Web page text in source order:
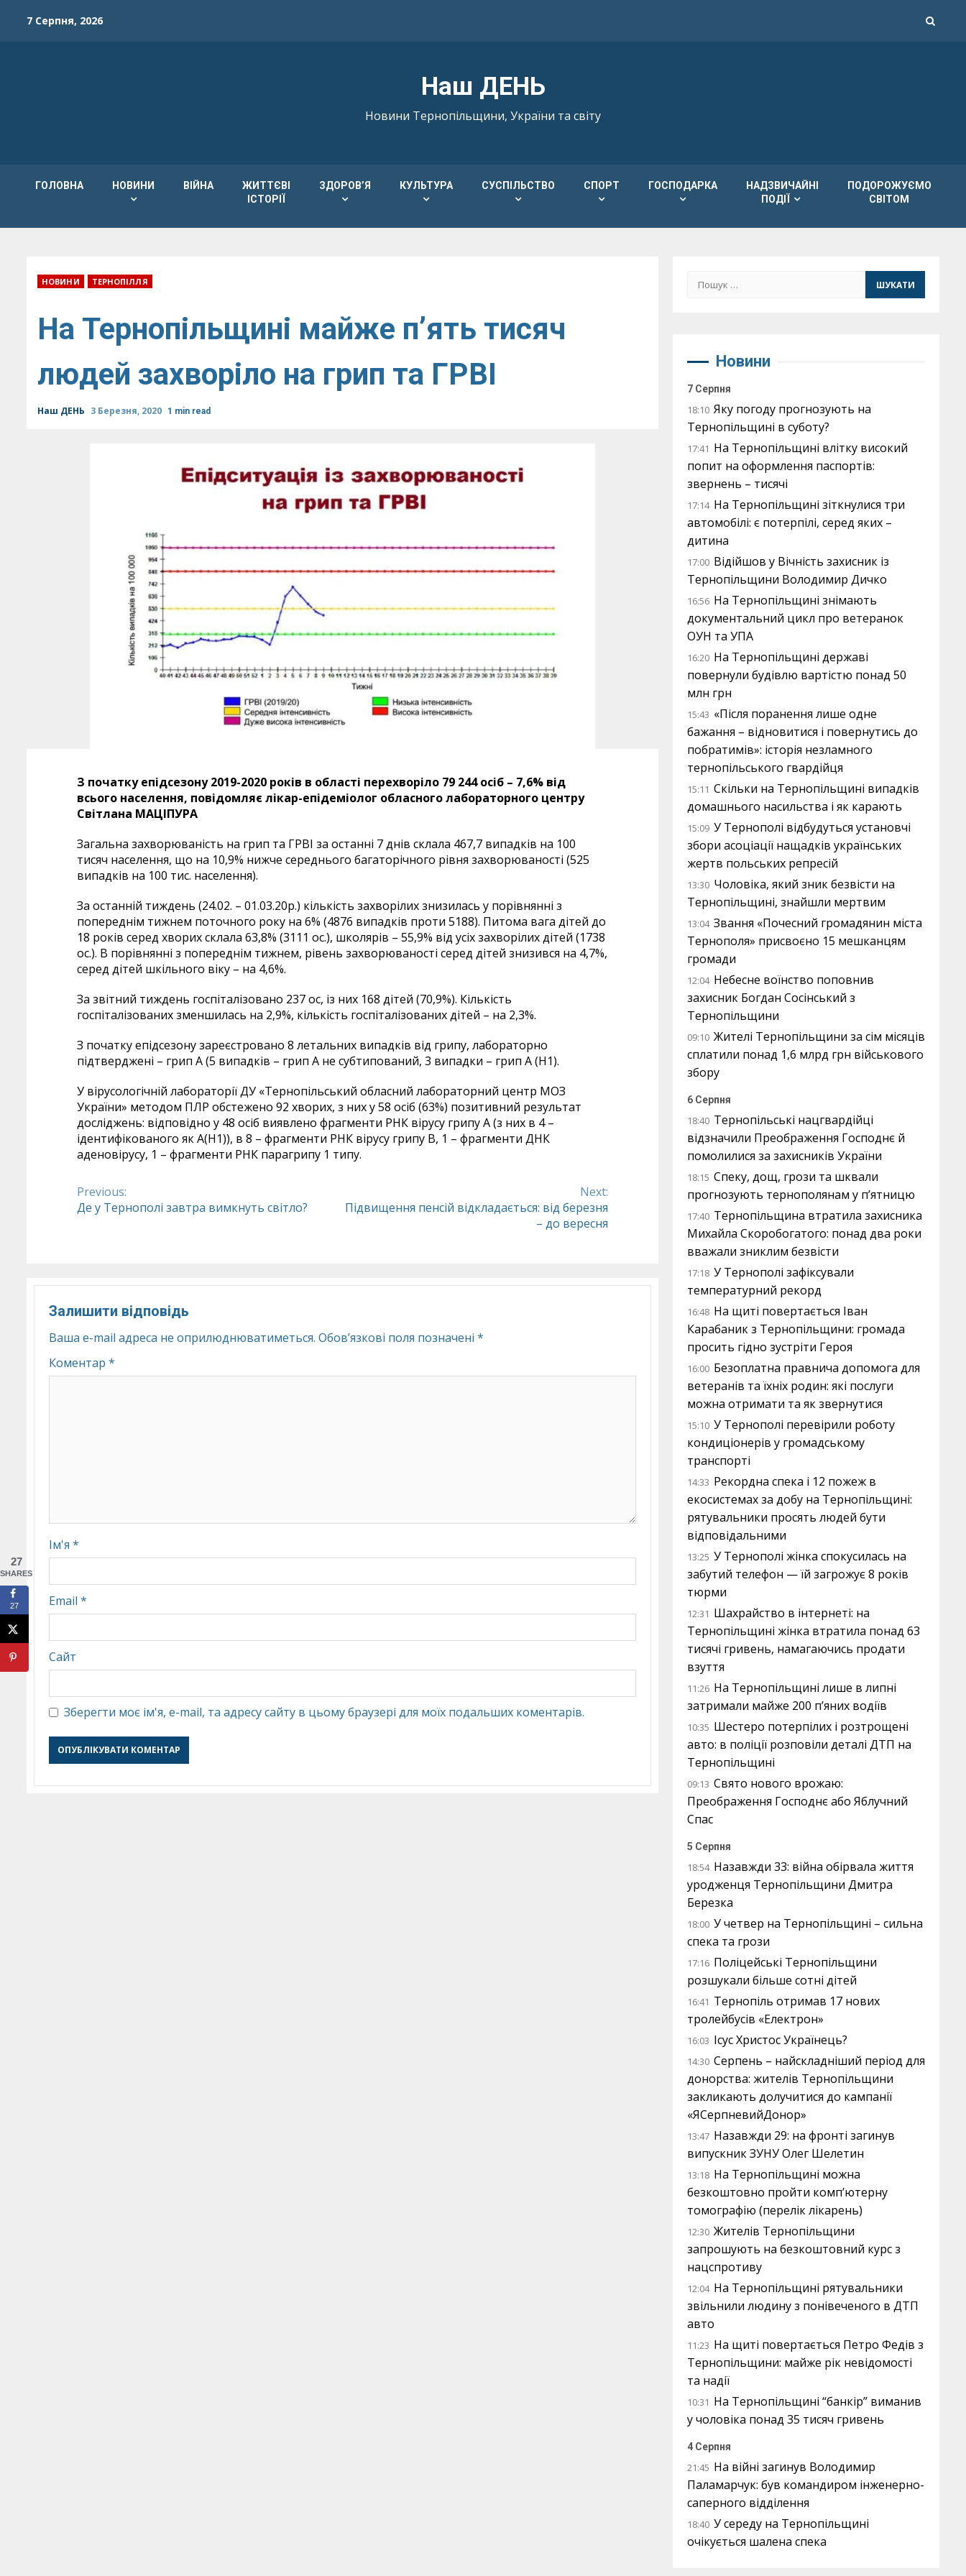
7 Серпня, 2026
Наш ДЕНЬ
Новини Тернопільщини, України та світу
ГОЛОВНА НОВИНИ ВІЙНА
ЖИТТЄВІ
ІСТОРІЇ
ЗДОРОВ’Я КУЛЬТУРА СУСПІЛЬСТВО СПОРТ ГОСПОДАРКА
НАДЗВИЧАЙНІ
ПОДІЇ
ПОДОРОЖУЄМО
СВІТОМ
НОВИНИ ТЕРНОПІЛЛЯ
На Тернопільщині майже п’ять тисяч
людей захворіло на грип та ГРВІ
Наш ДЕНЬ 3 Березня, 2020 1 min read
З початку епідсезону 2019-2020 років в області перехворіло 79 244 осіб – 7,6% від
всього населення, повідомляє лікар-епідеміолог обласного лабораторного центру
Світлана МАЦІПУРА
Загальна захворюваність на грип та ГРВІ за останні 7 днів склала 467,7 випадків на 100
тисяч населення, що на 10,9% нижче середнього багаторічного рівня захворюваності (525
випадків на 100 тис. населення).
За останній тиждень (24.02. – 01.03.20р.) кількість захворілих знизилась у порівнянні з
попереднім тижнем поточного року на 6% (4876 випадків проти 5188). Питома вага дітей до
18 років серед хворих склала 63,8% (3111 ос.), школярів – 55,9% від усіх захворілих дітей (1738
ос.). В порівнянні з попереднім тижнем, рівень захворюваності серед дітей знизився на 4,7%,
серед дітей шкільного віку – на 4,6%.
За звітний тиждень госпіталізовано 237 ос, із них 168 дітей (70,9%). Кількість
госпіталізованих зменшилась на 2,9%, кількість госпіталізованих дітей – на 2,3%.
З початку епідсезону зареєстровано 8 летальних випадків від грипу, лабораторно
підтверджені – грип А (5 випадків – грип А не субтипований, 3 випадки – грип А (Н1).
У вірусологічній лабораторії ДУ «Тернопільський обласний лабораторний центр МОЗ
України» методом ПЛР обстежено 92 хворих, з них у 58 осіб (63%) позитивний результат
досліджень: відповідно у 48 осіб виявлено фрагменти РНК вірусу грипу А (з них в 4 –
ідентифікованого як А(Н1)), в 8 – фрагменти РНК вірусу грипу В, 1 – фрагменти ДНК
аденовірусу, 1 – фрагменти РНК парагрипу 1 типу.
Continue
Previous:
Де у Тернополі завтра вимкнуть світло?
Next:
Підвищення пенсій відкладається: від березня
– до вересня
Залишити відповідь
Ваша e-mail адреса не оприлюднюватиметься. Обов’язкові поля позначені *
Коментар *
Ім'я *
Email *
Сайт
Зберегти моє ім'я, e-mail, та адресу сайту в цьому браузері для моїх подальших коментарів.
Пошук:
Новини
7 Серпня
18:10 Яку погоду прогнозують на
Тернопільщині в суботу?
17:41 На Тернопільщині влітку високий
попит на оформлення паспортів:
звернень – тисячі
17:14 На Тернопільщині зіткнулися три
автомобілі: є потерпілі, серед яких –
дитина
17:00 Відійшов у Вічність захисник із
Тернопільщини Володимир Дичко
16:56 На Тернопільщині знімають
документальний цикл про ветеранок
ОУН та УПА
16:20 На Тернопільщині державі
повернули будівлю вартістю понад 50
млн грн
15:43 «Після поранення лише одне
бажання – відновитися і повернутись до
побратимів»: історія незламного
тернопільського гвардійця
15:11 Скільки на Тернопільщині випадків
домашнього насильства і як карають
15:09 У Тернополі відбудуться установчі
збори асоціації нащадків українських
жертв польських репресій
13:30 Чоловіка, який зник безвісти на
Тернопільщині, знайшли мертвим
13:04 Звання «Почесний громадянин міста
Тернополя» присвоєно 15 мешканцям
громади
12:04 Небесне воїнство поповнив
захисник Богдан Сосінський з
Тернопільщини
09:10 Жителі Тернопільщини за сім місяців
сплатили понад 1,6 млрд грн військового
збору
6 Серпня
18:40 Тернопільські нацгвардійці
відзначили Преображення Господнє й
помолилися за захисників України
18:15 Спеку, дощ, грози та шквали
прогнозують тернополянам у п’ятницю
17:40 Тернопільщина втратила захисника
Михайла Скоробогатого: понад два роки
вважали зниклим безвісти
17:18 У Тернополі зафіксували
температурний рекорд
16:48 На щиті повертається Іван
Карабаник з Тернопільщини: громада
просить гідно зустріти Героя
16:00 Безоплатна правнича допомога для
ветеранів та їхніх родин: які послуги
можна отримати та як звернутися
15:10 У Тернополі перевірили роботу
кондиціонерів у громадському
транспорті
14:33 Рекордна спека і 12 пожеж в
екосистемах за добу на Тернопільщині:
рятувальники просять людей бути
відповідальними
13:25 У Тернополі жінка спокусилась на
забутий телефон — їй загрожує 8 років
тюрми
12:31 Шахрайство в інтернеті: на
Тернопільщині жінка втратила понад 63
тисячі гривень, намагаючись продати
взуття
11:26 На Тернопільщині лише в липні
затримали майже 200 п’яних водіїв
10:35 Шестеро потерпілих і розтрощені
авто: в поліції розповіли деталі ДТП на
Тернопільщині
09:13 Свято нового врожаю:
Преображення Господнє або Яблучний
Спас
5 Серпня
18:54 Назавжди 33: війна обірвала життя
уродженця Тернопільщини Дмитра
Березка
18:00 У четвер на Тернопільщині – сильна
спека та грози
17:16 Поліцейські Тернопільщини
розшукали більше сотні дітей
16:41 Тернопіль отримав 17 нових
тролейбусів «Електрон»
16:03 Ісус Христос Українець?
14:30 Серпень – найскладніший період для
донорства: жителів Тернопільщини
закликають долучитися до кампанії
«ЯСерпневийДонор»
13:47 Назавжди 29: на фронті загинув
випускник ЗУНУ Олег Шелетин
13:18 На Тернопільщині можна
безкоштовно пройти комп’ютерну
томографію (перелік лікарень)
12:30 Жителів Тернопільщини
запрошують на безкоштовний курс з
нацспротиву
12:04 На Тернопільщині рятувальники
звільнили людину з понівеченого в ДТП
авто
11:23 На щиті повертається Петро Федів з
Тернопільщини: майже рік невідомості
та надії
10:31 На Тернопільщині “банкір” виманив
у чоловіка понад 35 тисяч гривень
4 Серпня
21:45 На війні загинув Володимир
Паламарчук: був командиром інженерно-
саперного відділення
18:40 У середу на Тернопільщині
очікується шалена спека
27
SHARES
27